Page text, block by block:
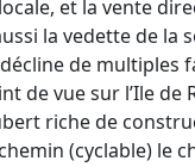
et la vente
la vedette de la
de multiples
vue sur l’Ile de
riche de
(cyclable) le